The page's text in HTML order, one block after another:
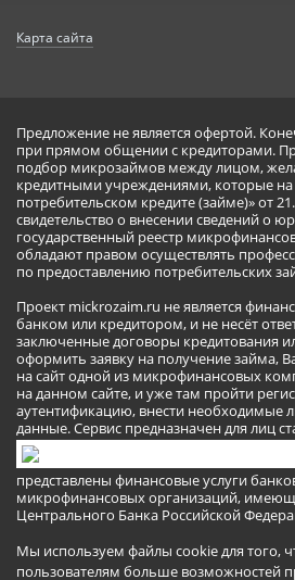
Карта сайта
Предложение не является офертой.
при прямом общении с кредиторами.
подбор микрозаймов между лицом,
кредитными учреждениями, которые
потребительском кредите (займе)» от
свидетельство о внесении сведений о
государственный реестр
обладают правом осуществлять
по предоставлению потребительских
Проект mickrozaim.ru не является
банком или кредитором, и не несёт
заключенные договоры кредитования
оформить заявку на получение займа,
на сайт одной из микрофинансовых
на данном сайте, и уже там пройти
аутентификацию, внести необходимые
данные. Сервис предназначен для лиц
представлены финансовые услуги
микрофинансовых организаций,
Центрального Банка Российской
Мы используем файлы cookie для того,
пользователям больше возможностей